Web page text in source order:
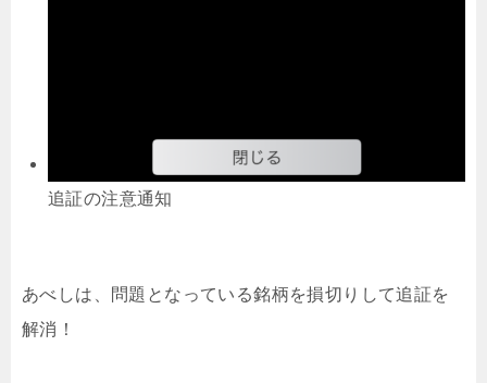
追証の注意通知
あべしは、問題となっている銘柄を損切りして追証を
解消！